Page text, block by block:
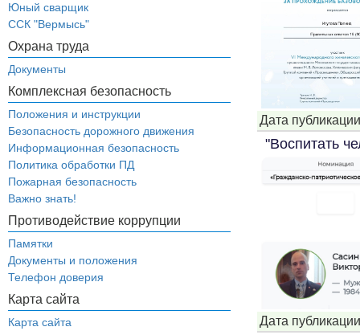
Юный сварщик
ССК "Вермысь"
Охрана труда
Документы
Комплексная безопасность
Положения и инструкции
Безопасность дорожного движения
Информационная безопасность
Политика обработки ПД
Пожарная безопасность
Важно знать!
Противодействие коррупции
Памятки
Документы и положения
Телефон доверия
Карта сайта
Карта сайта
Дата
"Воспитать
Дата